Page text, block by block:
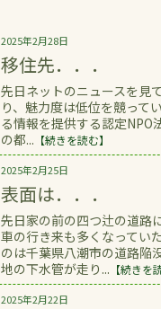
2025年2月28日
移住先．．．
先日ネットのニュースを見
り、魅力度は低位を競っ
る情報を提供する認定
の都... 【続きを読む】
2025年2月25日
表面は．．．
先日家の前の四つ辻の道路
車の行き来も多くなってい
のは千葉県八潮市の道路陥
地の下水管が走り... 【続きを
2025年2月22日